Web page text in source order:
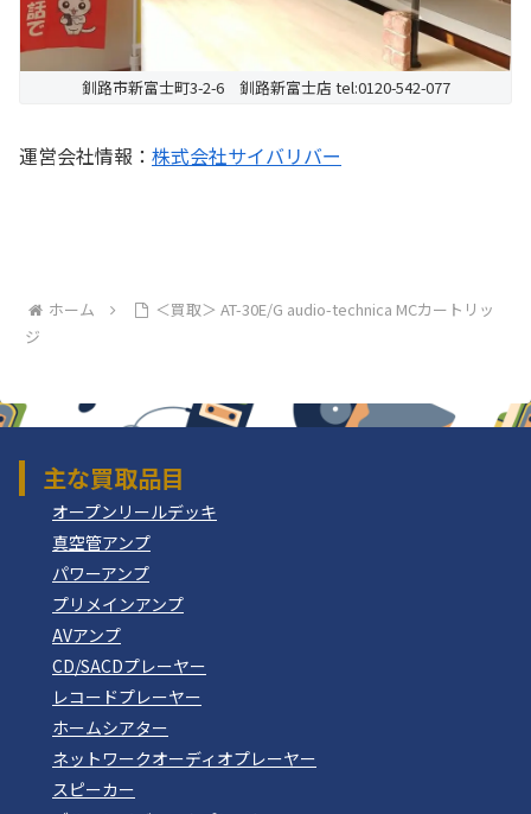
釧路市新富士町3-2-6 釧路新富士店 tel:0120-542-077
運営会社情報： 株式会社サイバリバー
ホーム
＜買取＞ AT-30E/G audio-technica MCカートリッ
ジ
主な買取品目
オープンリールデッキ
真空管アンプ
パワーアンプ
プリメインアンプ
AVアンプ
CD/SACDプレーヤー
レコードプレーヤー
ホームシアター
ネットワークオーディオプレーヤー
スピーカー